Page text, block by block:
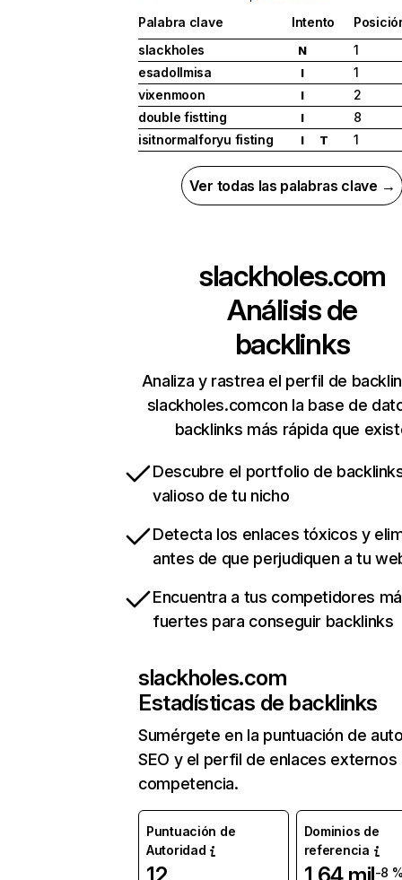
Palabra clave Intento
slackholes
N
1
esadollmisa
I
1
vixenmoon
I
2
double fistting
I
8
isitnormalforyu fisting
I T 1
Ver todas las palabras clave →
slackholes.com
Análisis de
backlinks
Analiza y rastrea el perfil de
slackholes.comcon la base de
backlinks más rápida que
Descubre el portfolio de
valioso de tu nicho
Detecta los enlaces tóxicos y
antes de que perjudiquen a tu
Encuentra a tus competidores
fuertes para conseguir backlinks
slackholes.com
Estadísticas de backlinks
Sumérgete en la puntuación de
SEO y el perfil de enlaces externos
competencia.
Puntuación de
Autoridad
Dominios de
referencia
-8